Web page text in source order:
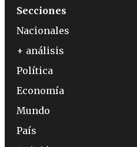
Secciones
Nacionales
+ análisis
Política
Economía
Mundo
País